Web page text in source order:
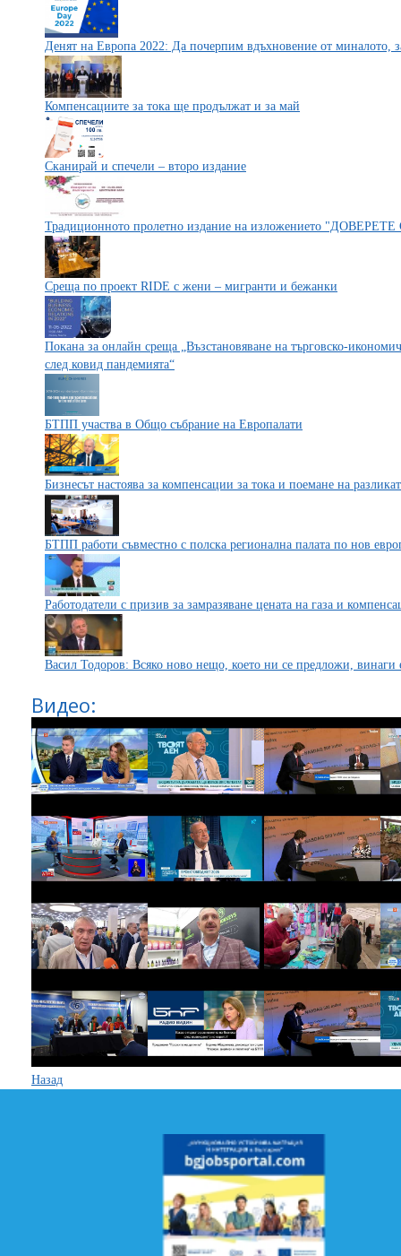
Денят на Европа 2022: Да почерпим вдъхновение от миналото,
Компенсациите за тока ще продължат и за май
Сканирай и спечели – второ издание
Традиционното пролетно издание на изложението
Среща по проект RIDE с жени – мигранти и бежанки
Покана за онлайн среща „Възстановяване на търговско-
след ковид пандемията“
БТПП участва в Общо събрание на Европалати
Бизнесът настоява за компенсации за тока и поемане на
БТПП работи съвместно с полска регионална палата по нов
Работодатели с призив за замразяване цената на газа и
Васил Тодоров: Всяко ново нещо, което ни се предложи, винаги
Видео:
Назад